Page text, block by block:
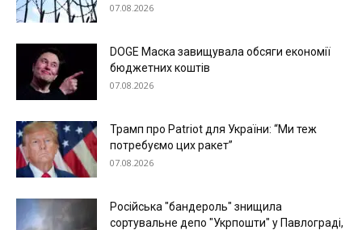
07.08.2026
DOGE Маска завищувала обсяги економії
бюджетних коштів
07.08.2026
Трамп про Patriot для України: “Ми теж
потребуємо цих ракет”
07.08.2026
Російська "бандероль" знищила
сортувальне депо "Укрпошти" у Павлограді,